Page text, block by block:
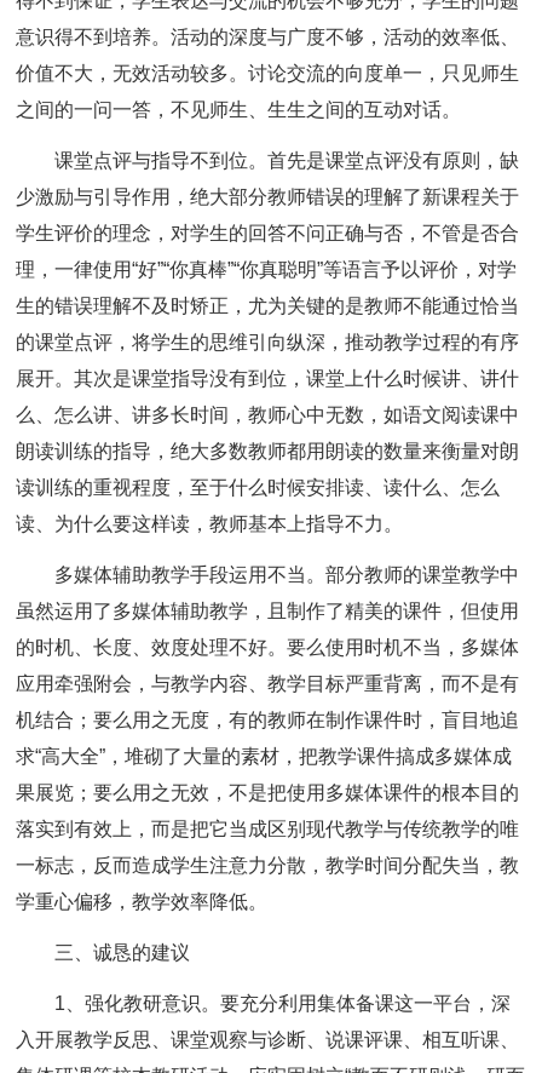
意识得不到培养。活动的深度与广度不够，活动的效率低、
价值不大，无效活动较多。讨论交流的向度单一，只见师生
之间的一问一答，不见师生、生生之间的互动对话。
课堂点评与指导不到位。首先是课堂点评没有原则，缺
少激励与引导作用，绝大部分教师错误的理解了新课程关于
学生评价的理念，对学生的回答不问正确与否，不管是否合
理，一律使用“好”“你真棒”“你真聪明”等语言予以评价，对学
生的错误理解不及时矫正，尤为关键的是教师不能通过恰当
的课堂点评，将学生的思维引向纵深，推动教学过程的有序
展开。其次是课堂指导没有到位，课堂上什么时候讲、讲什
么、怎么讲、讲多长时间，教师心中无数，如语文阅读课中
朗读训练的指导，绝大多数教师都用朗读的数量来衡量对朗
读训练的重视程度，至于什么时候安排读、读什么、怎么
读、为什么要这样读，教师基本上指导不力。
多媒体辅助教学手段运用不当。部分教师的课堂教学中
虽然运用了多媒体辅助教学，且制作了精美的课件，但使用
的时机、长度、效度处理不好。要么使用时机不当，多媒体
应用牵强附会，与教学内容、教学目标严重背离，而不是有
机结合；要么用之无度，有的教师在制作课件时，盲目地追
求“高大全”，堆砌了大量的素材，把教学课件搞成多媒体成
果展览；要么用之无效，不是把使用多媒体课件的根本目的
落实到有效上，而是把它当成区别现代教学与传统教学的唯
一标志，反而造成学生注意力分散，教学时间分配失当，教
学重心偏移，教学效率降低。
三、诚恳的建议
1、强化教研意识。要充分利用集体备课这一平台，深
入开展教学反思、课堂观察与诊断、说课评课、相互听课、